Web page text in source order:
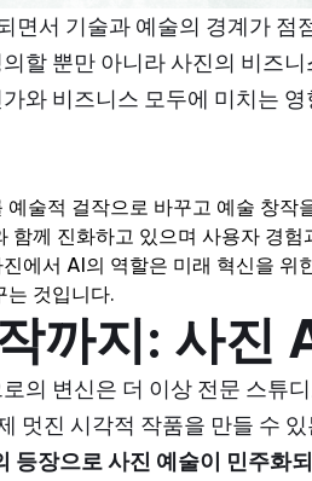
면서 기술과 예술의 경계가 점
할 뿐만 아니라 사진의 비즈
와 비즈니스 모두에 미치는
술적 걸작으로 바꾸고 예술 창
함께 진화하고 있으며 사용자 경
에서 AI의 역할은 미래 혁신을 위
는 것입니다.
까지: 사진
의 변신은 더 이상 전문 스튜
멋진 시각적 작품을 만들 수
등장으로사진 예술이 민주화